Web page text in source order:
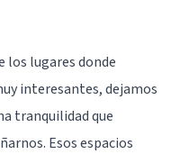
los lugares donde
interesantes, dejamos
tranquilidad que
Esos espacios